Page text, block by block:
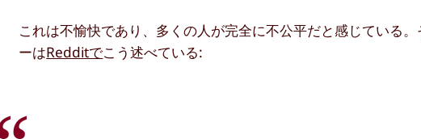
これは不愉快であり、多くの人が完全に不公平だと感じている
ーはRedditでこう述べている: